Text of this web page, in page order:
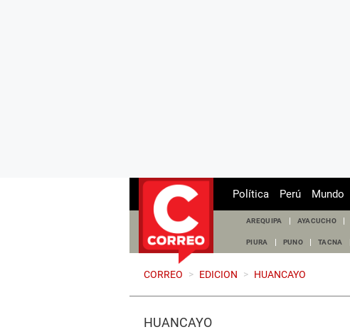
Política Perú Mundo
AREQUIPA AYACUCHO
PIURA PUNO TACNA
CORREO > EDICION > HUANCAYO
HUANCAYO